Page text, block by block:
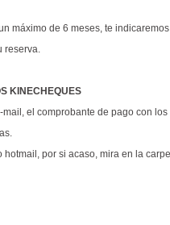
máximo de 6 meses, te
reserva.
KINECHEQUES
el comprobante de pago con los
por si acaso, mira en la